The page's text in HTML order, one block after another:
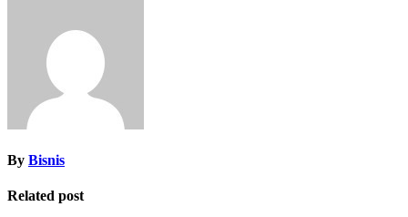
By Bisnis
Related post